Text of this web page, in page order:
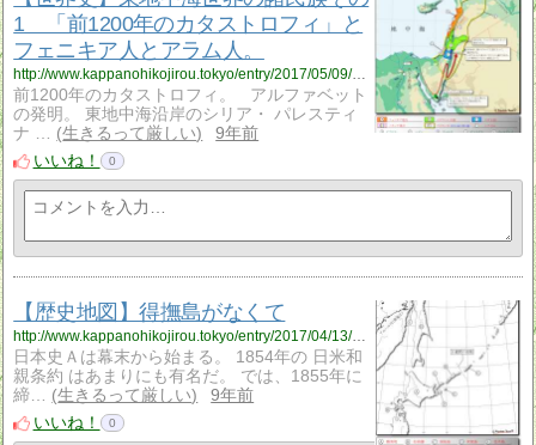
1 「前1200年のカタストロフィ」と
フェニキア人とアラム人。
http://www.kappanohikojirou.tokyo/entry/2017/05/09/194555
前1200年のカタストロフィ。 アルファベット
の発明。 東地中海沿岸のシリア・ パレスティ
ナ …
生きるって厳しい
9年前
いいね！
0
【歴史地図】得撫島がなくて
http://www.kappanohikojirou.tokyo/entry/2017/04/13/190516
日本史Ａは幕末から始まる。 1854年の 日米和
親条約 はあまりにも有名だ。 では、1855年に
締…
生きるって厳しい
9年前
いいね！
0